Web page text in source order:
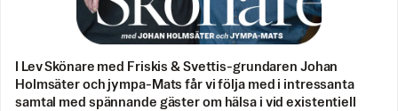
I Lev Skönare med Friskis & Svettis-grundaren Johan
Holmsäter och jympa-Mats får vi följa med i intressanta
samtal med spännande gäster om hälsa i vid existentiell